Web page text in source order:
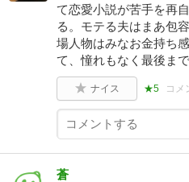
て恋愛小説が苦手を再
る。モテる夫はまあ包
場人物はみなお金持ち
て、憧れもなく最後ま
ナイス ★5 コメ
蒼